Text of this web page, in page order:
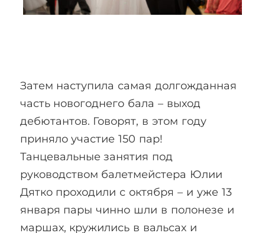
Затем наступила самая долгожданная
часть новогоднего бала – выход
дебютантов. Говорят, в этом году
приняло участие 150 пар!
Танцевальные занятия под
руководством балетмейстера Юлии
Дятко проходили с октября – и уже 13
января пары чинно шли в полонезе и
маршах, кружились в вальсах и